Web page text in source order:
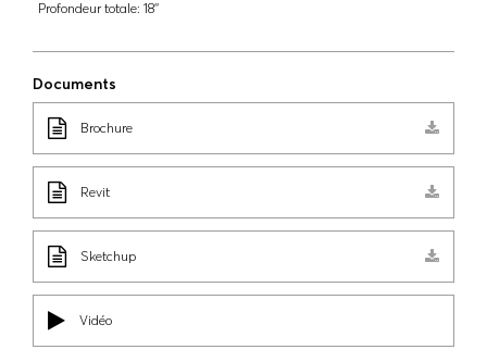
Profondeur totale: 18''
Documents
Brochure
Revit
Sketchup
Vidéo